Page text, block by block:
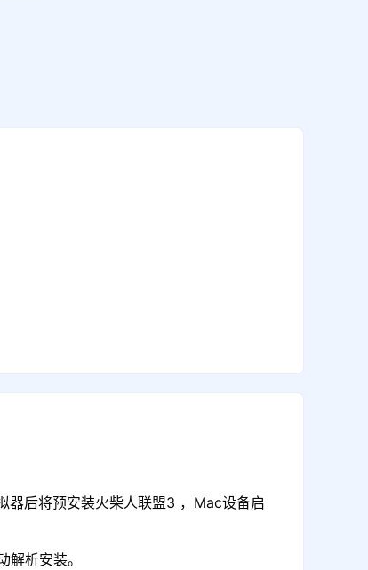
后将预安装火柴人联盟3 ，Mac设备启
析安装。